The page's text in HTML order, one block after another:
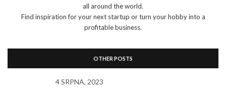
all around the world.
Find inspiration for your next startup or turn your hobby into a
profitable business.
OTHER POSTS
4 SRPNA, 2023